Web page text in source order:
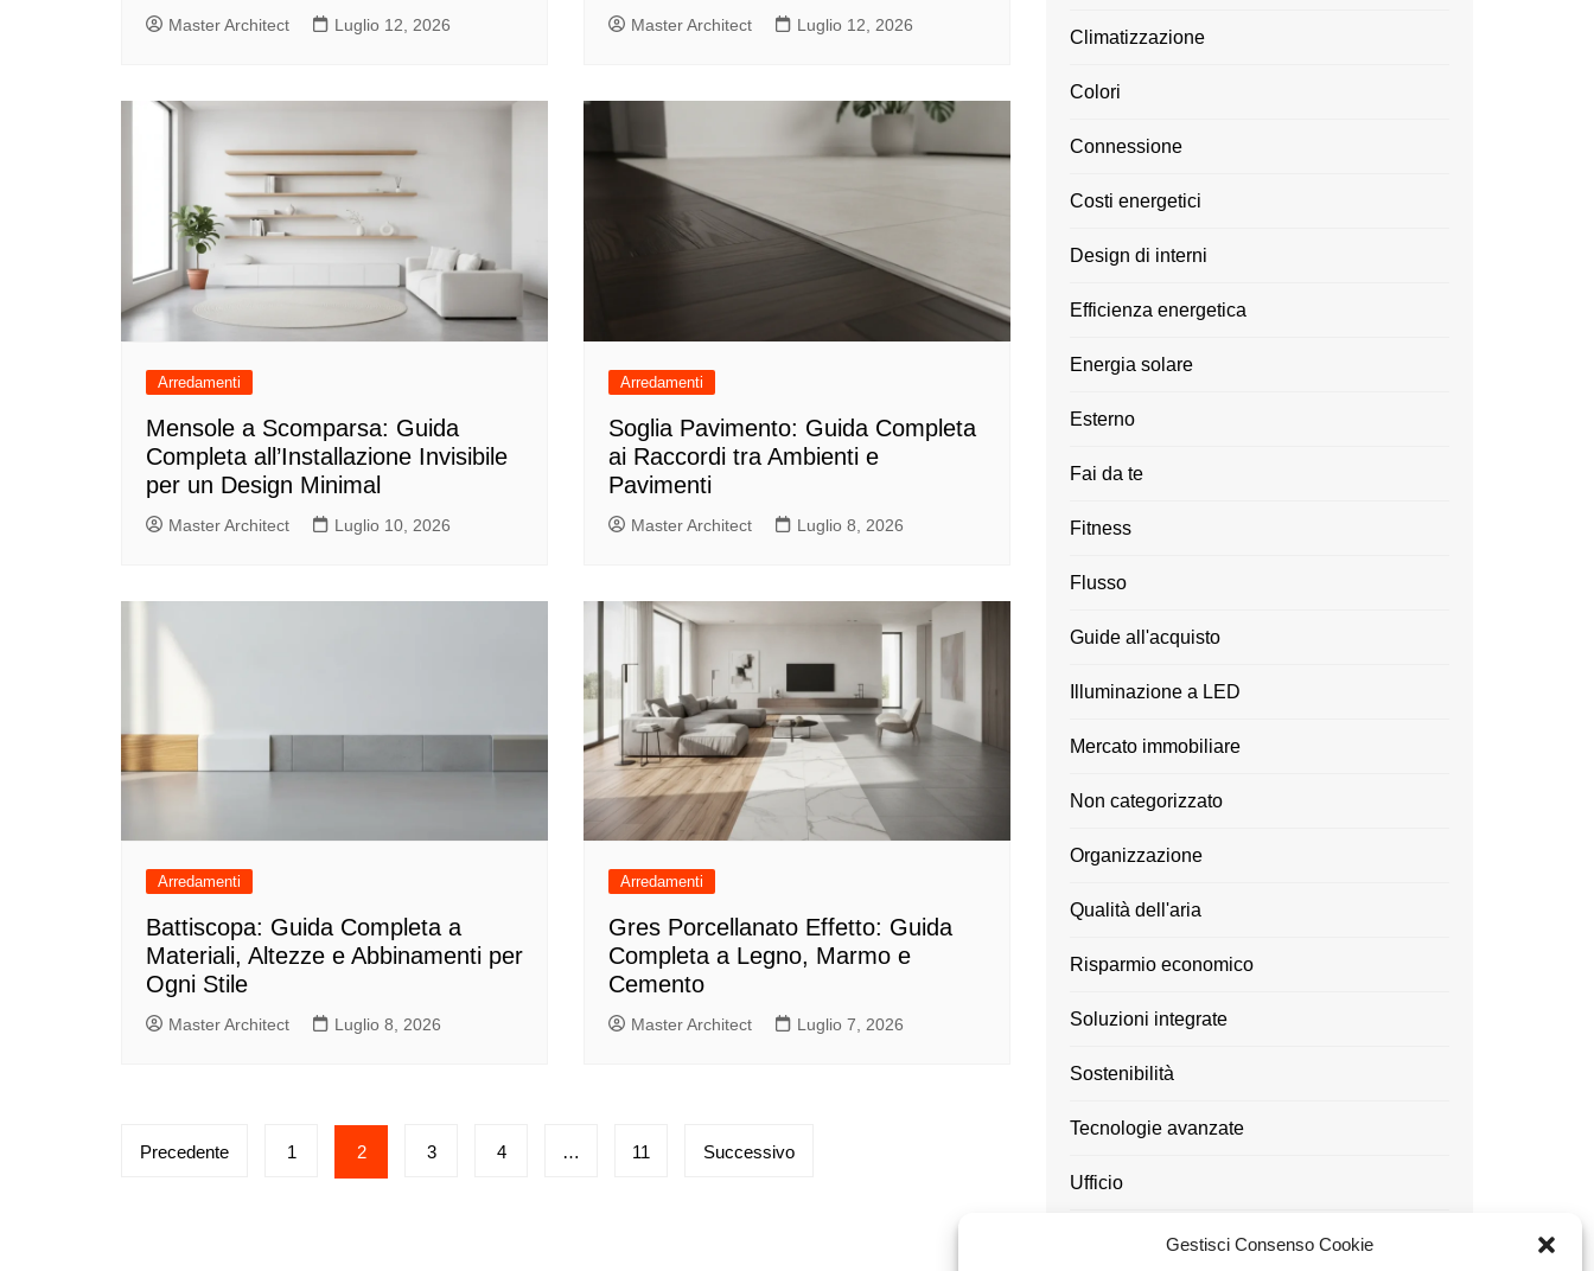
Gestisci Consenso Cookie
Master Architect Luglio 12, 2026 Master Architect Luglio 12, 2026
Arredamenti
Mensole a Scomparsa: Guida
Completa all’Installazione Invisibile
per un Design Minimal
Master Architect Luglio 10, 2026
Arredamenti
Soglia Pavimento: Guida Completa
ai Raccordi tra Ambienti e
Pavimenti
Master Architect Luglio 8, 2026
Arredamenti
Battiscopa: Guida Completa a
Materiali, Altezze e Abbinamenti per
Ogni Stile
Master Architect Luglio 8, 2026
Arredamenti
Gres Porcellanato Effetto: Guida
Completa a Legno, Marmo e
Cemento
Master Architect Luglio 7, 2026
Paginazione
Precedente 1 2 3 4 … 11 Successivo
Climatizzazione
Colori
Connessione
Costi energetici
Design di interni
Efficienza energetica
Energia solare
Esterno
Fai da te
Fitness
Flusso
Guide all'acquisto
Illuminazione a LED
Mercato immobiliare
Non categorizzato
Organizzazione
Qualità dell'aria
Risparmio economico
Soluzioni integrate
Sostenibilità
Tecnologie avanzate
Ufficio